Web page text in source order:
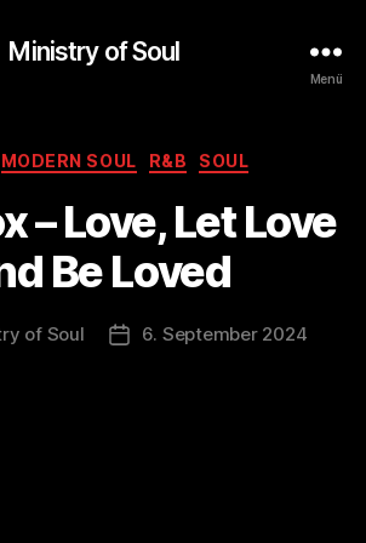
Ministry of Soul
Menü
Kategorien
MODERN SOUL R&B SOUL
– Love, Let Love
Be Loved
of Soul Veröffentlichungsdatum
6. September 2024